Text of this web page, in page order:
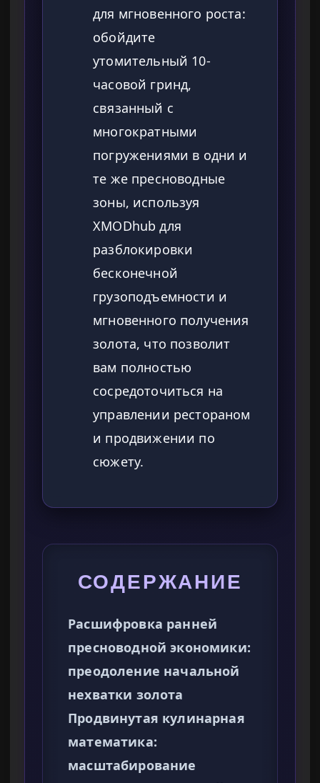
для мгновенного роста:
обойдите
утомительный 10-
часовой гринд,
связанный с
многократными
погружениями в одни и
те же пресноводные
зоны, используя
XMODhub для
разблокировки
бесконечной
грузоподъемности и
мгновенного получения
золота, что позволит
вам полностью
сосредоточиться на
управлении рестораном
и продвижении по
сюжету.
СОДЕРЖАНИЕ
Расшифровка ранней
пресноводной экономики:
преодоление начальной
нехватки золота
Продвинутая кулинарная
математика:
масштабирование